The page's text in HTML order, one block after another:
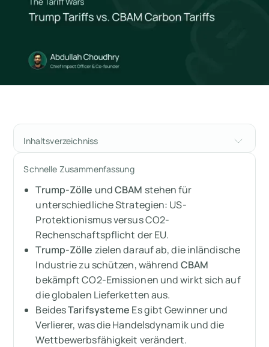
Inhaltsverzeichniss
Trumps Tarife gegen CBAM: Ein direkter
Vergleich
Nehmen Sie am Tarif-Quiz teil
Trumps Zölle
CBAM (Mechanismus zur Anpassung der
Kohlenstoffgrenzen)
Die größten Gewinner
Die größten Verlierer
Schnelle Zusammenfassung
Trump-Zölle undCBAM stehen für
unterschiedliche Strategien: US-
Protektionismus versus CO2-
Rechenschaftspflicht der EU.
Trump-Zölle zielen darauf ab, die inländische
Industrie zu schützen, während CBAM
bekämpft CO2-Emissionen und wirkt sich auf
die globalen Lieferketten aus.
BeidesTarifsysteme Es gibt Gewinner und
Verlierer, was die Handelsdynamik und die
Wettbewerbsfähigkeit verändert.